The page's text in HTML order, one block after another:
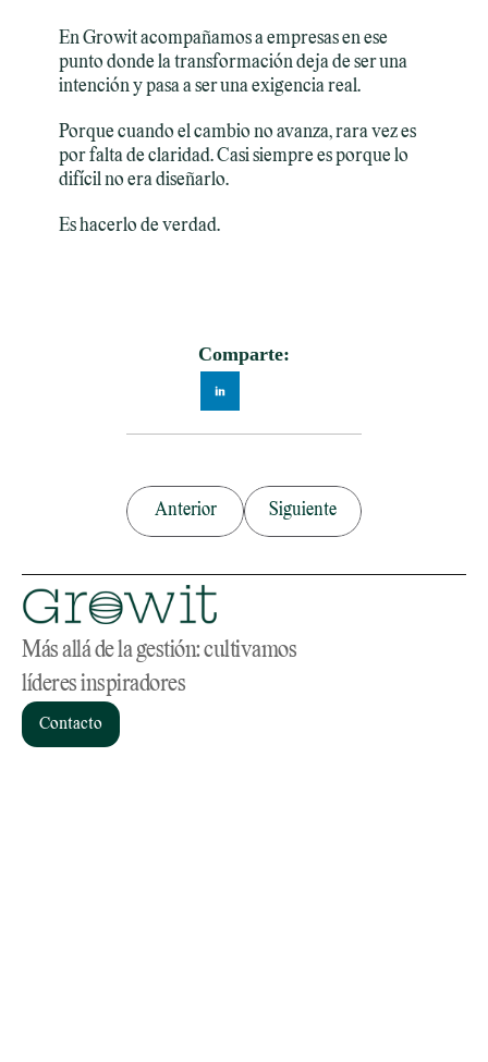
En Growit acompañamos a empresas en ese
punto donde la transformación deja de ser una
intención y pasa a ser una exigencia real.
Porque cuando el cambio no avanza, rara vez es
por falta de claridad. Casi siempre es porque lo
difícil no era diseñarlo.
Es hacerlo de verdad.
Comparte:
Anterior Siguiente
Más allá de la gestión: cultivamos
líderes inspiradores
Contacto